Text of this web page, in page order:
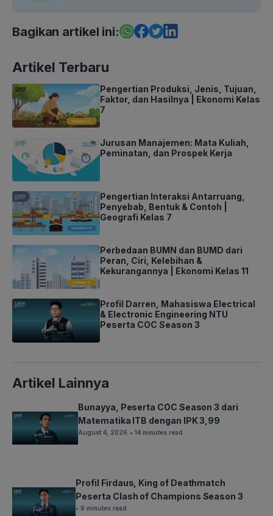
Bagikan artikel ini:
Artikel Terbaru
Pengertian Produksi, Jenis, Tujuan,
Faktor, dan Hasilnya | Ekonomi Kelas
7
Jurusan Manajemen: Mata Kuliah,
Peminatan, dan Prospek Kerja
Pengertian Interaksi Antarruang,
Penyebab, Bentuk & Contoh |
Geografi Kelas 7
Perbedaan BUMN dan BUMD dari
Peran, Ciri, Kelebihan &
Kekurangannya | Ekonomi Kelas 11
Profil Darren, Mahasiswa Electrical
& Electronic Engineering NTU
Peserta COC Season 3
Artikel Lainnya
Bunayya, Peserta COC Season 3 dari
Matematika ITB dengan IPK 3,99
August 4, 2026 • 14 minutes read
Profil Firdaus, King of Deathmatch
Peserta Clash of Champions Season 3
• 9 minutes read